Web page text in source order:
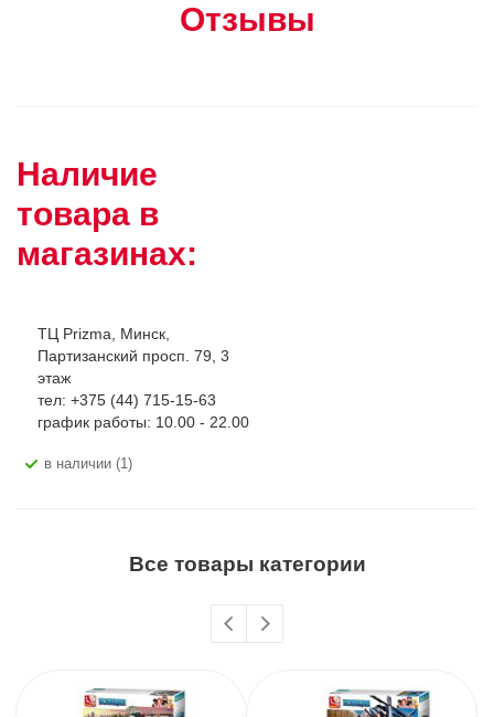
Отзывы
Наличие
товара в
магазинах:
ТЦ Prizma, Минск,
Партизанский просп. 79, 3
этаж
тел: +375 (44) 715-15-63
график работы: 10.00 - 22.00
В наличии (1)
Все товары категории